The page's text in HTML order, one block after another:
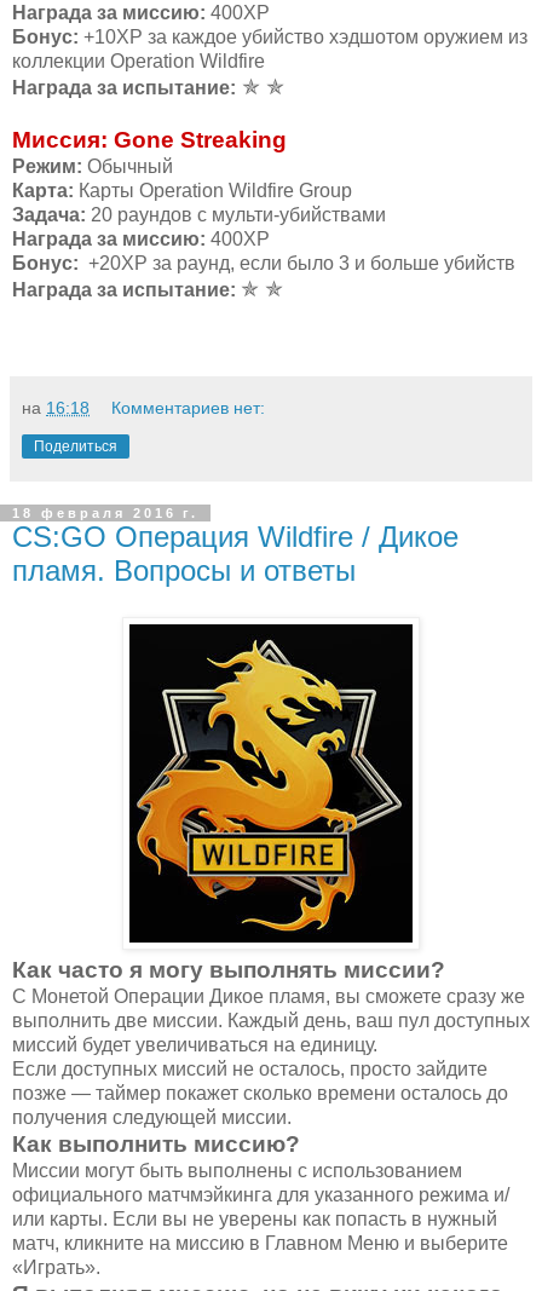
Награда за миссию: 400ХР
Бонус: +10ХР за каждое убийство хэдшотом оружием из
коллекции Operation Wildfire
Награда за испытание: ✯ ✯
Миссия: Gone Streaking
Режим: Обычный
Карта: Карты Operation Wildfire Group
Задача: 20 раундов с мульти-убийствами
Награда за миссию: 400ХР
Бонус: +20ХР за раунд, если было 3 и больше убийств
Награда за испытание: ✯ ✯
на 16:18 Комментариев нет:
Поделиться
18 февраля 2016 г.
CS:GO Операция Wildfire / Дикое
пламя. Вопросы и ответы
Как часто я могу выполнять миссии?
С Монетой Операции Дикое пламя, вы сможете сразу же
выполнить две миссии. Каждый день, ваш пул доступных
миссий будет увеличиваться на единицу.
Если доступных миссий не осталось, просто зайдите
позже — таймер покажет сколько времени осталось до
получения следующей миссии.
Как выполнить миссию?
Миссии могут быть выполнены с использованием
официального матчмэйкинга для указанного режима и/
или карты. Если вы не уверены как попасть в нужный
матч, кликните на миссию в Главном Меню и выберите
«Играть».